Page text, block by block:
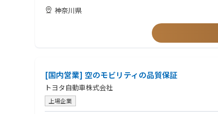
・ 開発課題・リスクの管理・解決
大規模開発、中小規模開発など複数機種が存在します。個人の
・家電開発等の各種商材・事業で培ったノウハウを持った人材が
・OS、通信、HMI、セキュリティなど幅広い領域の知識獲得が可能
・数十名～数百名規模の大規模開発経験が可能です。
●海外交流
・開発リーダー…100名以上のソフトウェア開発プロジェクトの
・開発リーダー候補…5-50名規模のソフトウェア開発プロジェ
・委託会社など対外調整・折衝の経験がある（海外拠点、顧客
・自部署だけでなく、組織横断的に関係者を巻き込みながら事
●テクニカルスキル
・ソフトウェア設計経験（C／C++／C＃／Java等言語経験）
・委託会社など対外調整・折衝の経験（海外拠点、顧客、デバ
・ソフトアーキテクチャの設計経験
・全体設計統制経験
神奈川県
[国内営業] 空のモビリティの品質保証
トヨタ自動車株式会社
上場企業